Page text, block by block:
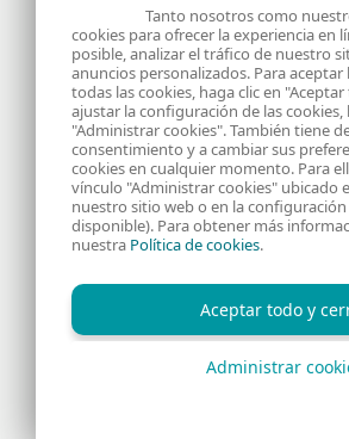
seguridad de ESET
Acerca de RSS
Contáctanos
Información Legal Política
Política de privacidad
Tanto nosotros como
cookies para ofrecer la experiencia en
posible, analizar el tráfico de nuestro
anuncios personalizados. Para
todas las cookies, haga clic en
ajustar la configuración de las cookies,
"Administrar cookies". También tiene
consentimiento y a cambiar sus
cookies en cualquier momento. Para
vínculo "Administrar cookies" ubicado
nuestro sitio web o en la
disponible). Para obtener más
nuestra Política de cookies.
Aceptar todo y
Administrar